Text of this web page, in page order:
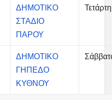
ΔΗΜΟΤΙΚΟ
ΣΤΑΔΙΟ
ΠΑΡΟΥ
Τετάρτη
ΔΗΜΟΤΙΚΟ
ΓΗΠΕΔΟ
ΚΥΘΝΟΥ